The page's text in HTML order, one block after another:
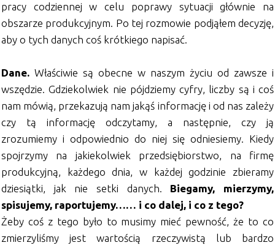
pracy codziennej w celu poprawy sytuacji głównie na
obszarze produkcyjnym. Po tej rozmowie podjąłem decyzję,
aby o tych danych coś krótkiego napisać.
Dane. Właściwie są obecne w naszym życiu od zawsze i
wszędzie. Gdziekolwiek nie pójdziemy cyfry, liczby są i coś
nam mówią, przekazują nam jakąś informację i od nas zależy
czy tą informację odczytamy, a następnie, czy ją
zrozumiemy i odpowiednio do niej się odniesiemy. Kiedy
spojrzymy na jakiekolwiek przedsiębiorstwo, na firmę
produkcyjną, każdego dnia, w każdej godzinie zbieramy
dziesiątki, jak nie setki danych. Biegamy, mierzymy,
spisujemy, raportujemy…… i co dalej, i co z tego?
Żeby coś z tego było to musimy mieć pewność, że to co
zmierzyliśmy jest wartością rzeczywistą lub bardzo